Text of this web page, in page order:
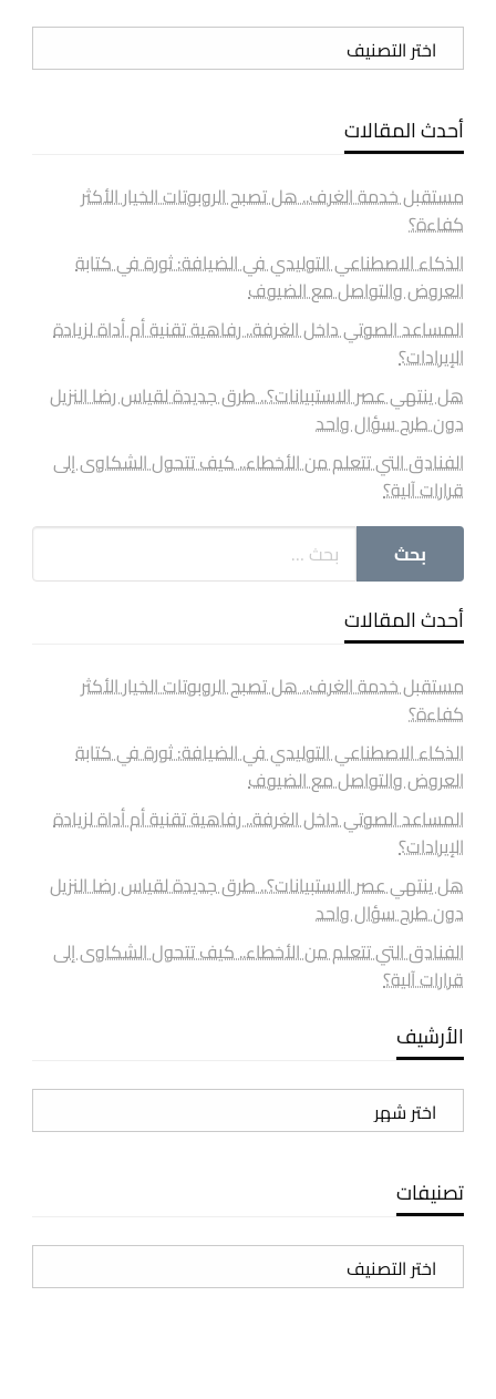
تصنيفات
أحدث المقالات
مستقبل خدمة الغرف.. هل تصبح الروبوتات الخيار الأكثر
كفاءة؟
الذكاء الاصطناعي التوليدي في الضيافة: ثورة في كتابة
العروض والتواصل مع الضيوف
المساعد الصوتي داخل الغرفة.. رفاهية تقنية أم أداة لزيادة
الإيرادات؟
هل ينتهي عصر الاستبيانات؟.. طرق جديدة لقياس رضا النزيل
دون طرح سؤال واحد
الفنادق التي تتعلم من الأخطاء.. كيف تتحول الشكاوى إلى
قرارات آلية؟
أحدث المقالات
مستقبل خدمة الغرف.. هل تصبح الروبوتات الخيار الأكثر
كفاءة؟
الذكاء الاصطناعي التوليدي في الضيافة: ثورة في كتابة
العروض والتواصل مع الضيوف
المساعد الصوتي داخل الغرفة.. رفاهية تقنية أم أداة لزيادة
الإيرادات؟
هل ينتهي عصر الاستبيانات؟.. طرق جديدة لقياس رضا النزيل
دون طرح سؤال واحد
الفنادق التي تتعلم من الأخطاء.. كيف تتحول الشكاوى إلى
قرارات آلية؟
الأرشيف
الأرشيف
تصنيفات
تصنيفات